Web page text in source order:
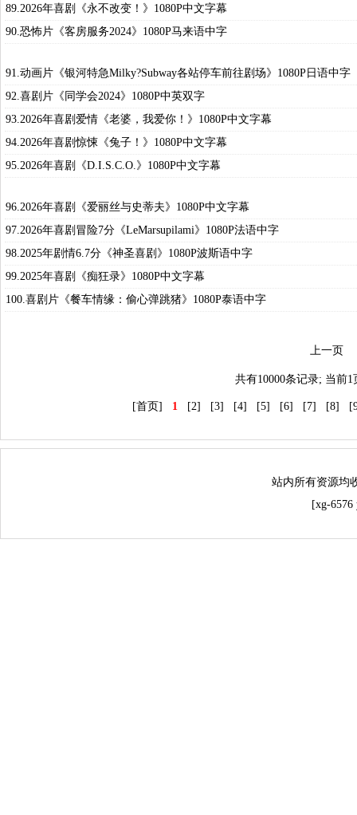
89.2026年喜剧《永不改变！》1080P中文字幕
90.恐怖片《客房服务2024》1080P马来语中字
91.动画片《银河特急Milky?Subway各站停车前往剧场》1080P日语中字
92.喜剧片《同学会2024》1080P中英双字
93.2026年喜剧爱情《老婆，我爱你！》1080P中文字幕
94.2026年喜剧惊悚《兔子！》1080P中文字幕
95.2026年喜剧《D.I.S.C.O.》1080P中文字幕
96.2026年喜剧《爱丽丝与史蒂夫》1080P中文字幕
97.2026年喜剧冒险7分《LeMarsupilami》1080P法语中字
98.2025年剧情6.7分《神圣喜剧》1080P波斯语中字
99.2025年喜剧《痴狂录》1080P中文字幕
100.喜剧片《餐车情缘：偷心弹跳猪》1080P泰语中字
上一
共有10000条记录; 当前
[首页] 1 [2] [3] [4] [5] [6] [7] [8]
站内所有资源均
[xg-